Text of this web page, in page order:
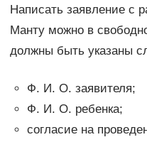
Написать заявление с
Манту можно в
должны быть указаны
Ф. И. О. заявителя;
Ф. И. О. ребенка;
согласие на